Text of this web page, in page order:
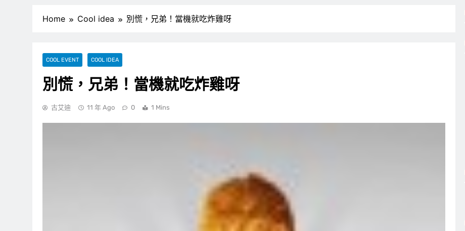
Home Cool idea 別慌，兄弟！當機就吃炸雞呀
COOL EVENT COOL IDEA
別慌，兄弟！當機就吃炸雞呀
古艾迪 11 年 Ago 0 1 Mins